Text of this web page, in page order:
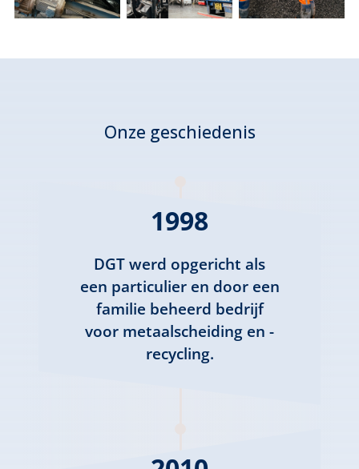
Onze geschiedenis
1998
DGT werd opgericht als
een particulier en door een
familie beheerd bedrijf
voor metaalscheiding en -
recycling.